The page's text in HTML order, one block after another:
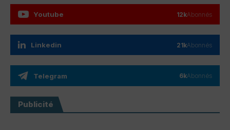
Youtube 12kAbonnés
Linkedin 21kAbonnés
Telegram 6kAbonnés
Publicité